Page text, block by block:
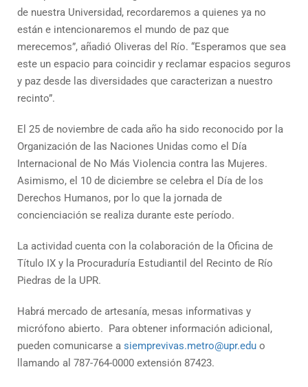
de nuestra Universidad, recordaremos a quienes ya no
están e intencionaremos el mundo de paz que
merecemos”, añadió Oliveras del Río. “Esperamos que sea
este un espacio para coincidir y reclamar espacios seguros
y paz desde las diversidades que caracterizan a nuestro
recinto”.
El 25 de noviembre de cada año ha sido reconocido por la
Organización de las Naciones Unidas como el Día
Internacional de No Más Violencia contra las Mujeres.
Asimismo, el 10 de diciembre se celebra el Día de los
Derechos Humanos, por lo que la jornada de
concienciación se realiza durante este período.
La actividad cuenta con la colaboración de la Oficina de
Título IX y la Procuraduría Estudiantil del Recinto de Río
Piedras de la UPR.
Habrá mercado de artesanía, mesas informativas y
micrófono abierto. Para obtener información adicional,
pueden comunicarse a siemprevivas.metro@upr.edu o
llamando al 787-764-0000 extensión 87423.